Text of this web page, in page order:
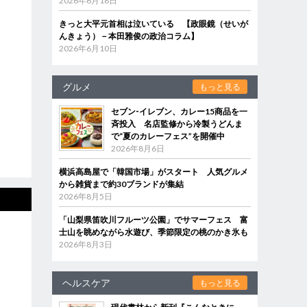
きっと大平元首相は泣いている 【政眼鏡（せいが
んきょう）－本田雅俊の政治コラム】
2026年6月10日
グルメ もっと見る
セブン‐イレブン、カレー15商品を一
斉投入 名店監修から冷製うどんま
で“夏のカレーフェス”を開催中
2026年8月6日
横浜高島屋で「韓国市場」がスタート 人気グルメ
から雑貨まで約30ブランドが集結
2026年8月5日
「山梨県笛吹川フルーツ公園」でサマーフェス 富
士山を眺めながら水遊び、季節限定の桃のかき氷も
2026年8月3日
ヘルスケア もっと見る